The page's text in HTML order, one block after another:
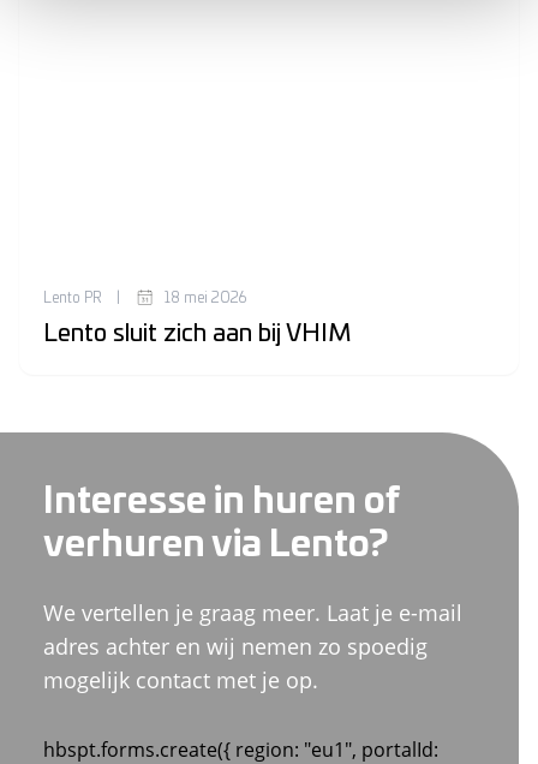
Lento PR 18 mei 2026
Lento sluit zich aan bij VHIM
Interesse in huren of
verhuren via Lento?
We vertellen je graag meer. Laat je e-mail
adres achter en wij nemen zo spoedig
mogelijk contact met je op.
hbspt.forms.create({ region: "eu1", portalId: